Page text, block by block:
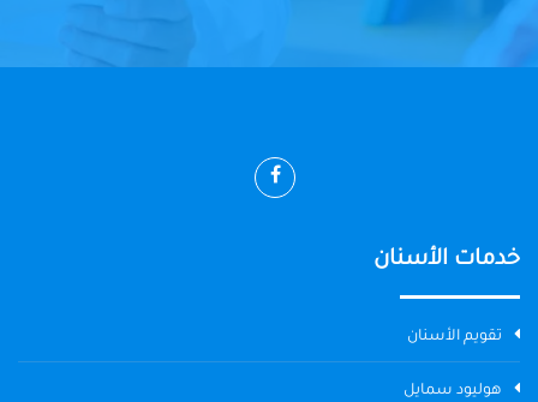
خدمات الأسنان
تقويم الأسنان
هوليود سمايل